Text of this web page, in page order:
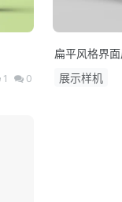
1 0
扁平风格界
展示样机